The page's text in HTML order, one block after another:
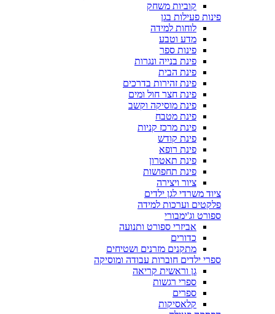
קוביות משחק
פינות פעילות בגן
לוחות למידה
מדע וטבע
פינות ספר
פינת בנייה ונגרות
פינת הבית
פינת זהירות בדרכים
פינת חצר חול ומים
פינת מוסיקה וקשב
פינת מטבח
פינת מרכז קניות
פינת קודש
פינת רופא
פינת תאטרון
פינת תחפושות
ציור ויצירה
ציוד משרדי לגן ילדים
פלקטים וערכות למידה
ספורט וג'ימבורי
אביזרי ספורט ותנועה
כדורים
מתקנים מזרנים ושטיחים
ספרי ילדים חוברות עבודה ומוסיקה
גן וראשית קריאה
ספרי רגשות
ספרים
קלאסיקות